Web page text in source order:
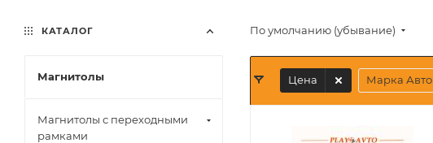
По умолчанию (убывание)
Цена Марка Авто
КАТАЛОГ
Магнитолы
Магнитолы с переходными
рамками